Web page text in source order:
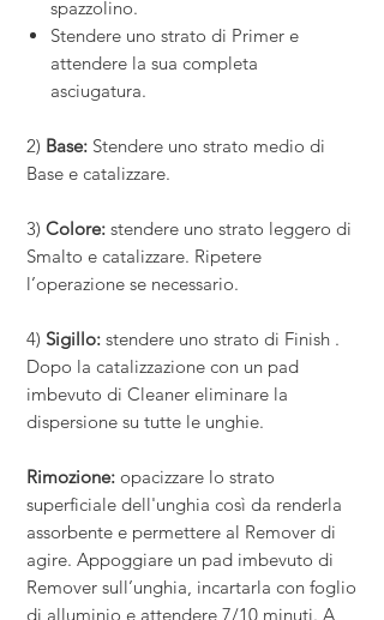
spazzolino.
Stendere uno strato di Primer e
attendere la sua completa
asciugatura.
2) Base: Stendere uno strato medio di
Base e catalizzare.
3) Colore: stendere uno strato leggero di
Smalto e catalizzare. Ripetere
l’operazione se necessario.
4) Sigillo: stendere uno strato di Finish .
Dopo la catalizzazione con un pad
imbevuto di Cleaner eliminare la
dispersione su tutte le unghie.
Rimozione: opacizzare lo strato
superficiale dell'unghia così da renderla
assorbente e permettere al Remover di
agire. Appoggiare un pad imbevuto di
Remover sull’unghia, incartarla con foglio
di alluminio e attendere 7/10 minuti. A